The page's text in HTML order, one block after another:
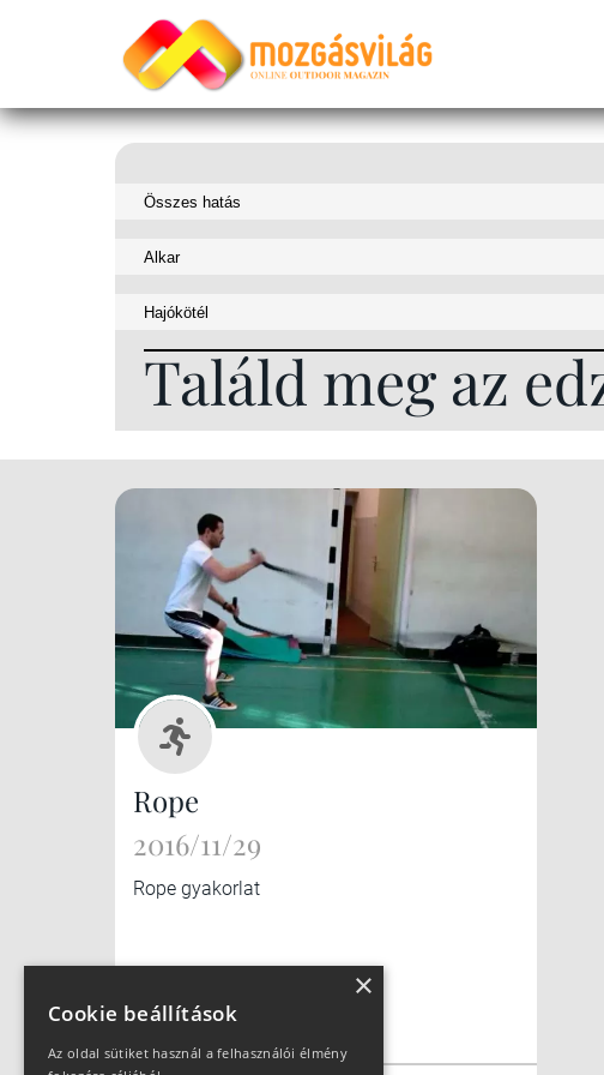
Találd meg az
Rope
2016/11/29
Rope gyakorlat
×
Cookie beállítások
Az oldal sütiket használ a felhasználói élmény